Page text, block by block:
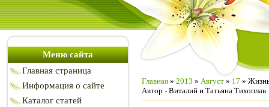
Меню сайта
Главная страница
Информация о сайте
Каталог статей
Главная » 2013 » Август » 17 »
Автор - Виталий и Татьяна Тихоплав